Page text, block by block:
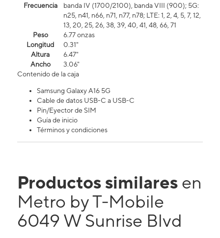
Frecuencia
banda IV (1700/2100), banda VIII (900); 5G:
n25, n41, n66, n71, n77, n78; LTE: 1, 2, 4, 5, 7, 12,
13, 20, 25, 26, 38, 39, 40, 41, 48, 66, 71
Peso
6.77 onzas
Longitud
0.31"
Altura
6.47"
Ancho
3.06"
Contenido de la caja
Samsung Galaxy A16 5G
Cable de datos USB-C a USB-C
Pin/Eyector de SIM
Guía de inicio
Términos y condiciones
Productos similares en
Metro by T-Mobile
6049 W Sunrise Blvd